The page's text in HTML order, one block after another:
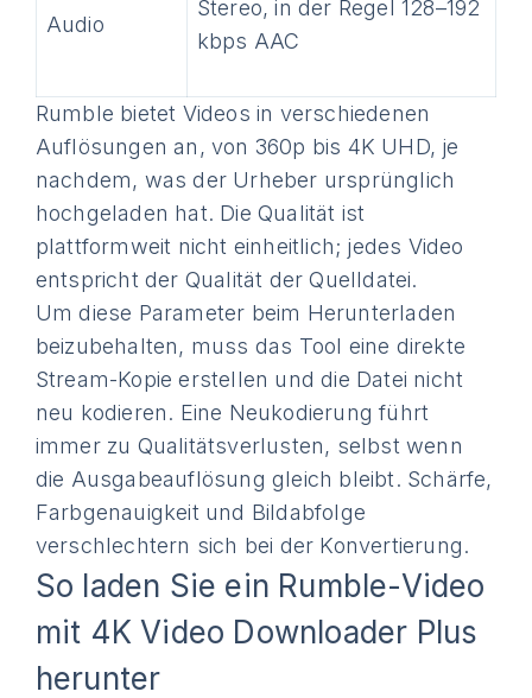
Audio
Stereo, in der Regel 128–192
kbps AAC
Rumble bietet Videos in verschiedenen
Auflösungen an, von 360p bis 4K UHD, je
nachdem, was der Urheber ursprünglich
hochgeladen hat. Die Qualität ist
plattformweit nicht einheitlich; jedes Video
entspricht der Qualität der Quelldatei.
Um diese Parameter beim Herunterladen
beizubehalten, muss das Tool eine direkte
Stream-Kopie erstellen und die Datei nicht
neu kodieren. Eine Neukodierung führt
immer zu Qualitätsverlusten, selbst wenn
die Ausgabeauflösung gleich bleibt. Schärfe,
Farbgenauigkeit und Bildabfolge
verschlechtern sich bei der Konvertierung.
So laden Sie ein Rumble-Video
mit 4K Video Downloader Plus
herunter